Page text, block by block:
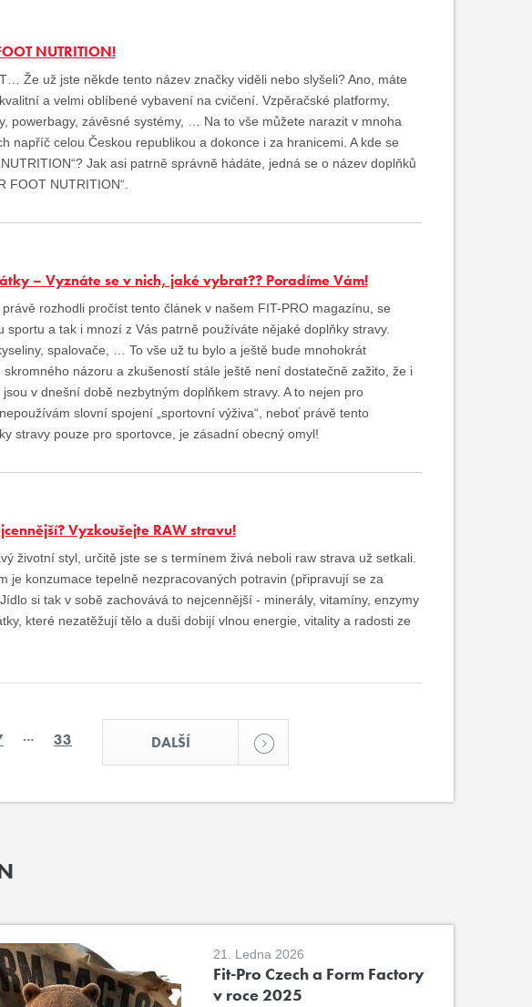
NUTRITION!
Že už jste někde tento název značky viděli nebo slyšeli? Ano, máte
a velmi oblíbené vybavení na cvičení. Vzpěračské platformy,
powerbagy, závěsné systémy, … Na to vše můžete narazit v mnoha
napříč celou Českou republikou a dokonce i za hranicemi. A kde se
Jak asi patrně správně hádáte, jedná se o název doplňků
FOOT NUTRITION“.
– Vyznáte se v nich, jaké vybrat?? Poradíme Vám!
rozhodli pročíst tento článek v našem FIT-PRO magazínu, se
sportu a tak i mnozí z Vás patrně používáte nějaké doplňky stravy.
spalovače, … To vše už tu bylo a ještě bude mnohokrát
názoru a zkušeností stále ještě není dostatečně zažito, že i
v dnešní době nezbytným doplňkem stravy. A to nejen pro
slovní spojení „sportovní výživa“, neboť právě tento
stravy pouze pro sportovce, je zásadní obecný omyl!
Vyzkoušejte RAW stravu!
životní styl, určitě jste se s termínem živá neboli raw strava už setkali.
je konzumace tepelně nezpracovaných potravin (připravují se za
si tak v sobě zachovává to nejcennější - minerály, vitamíny, enzymy
které nezatěžují tělo a duši dobijí vlnou energie, vitality a radosti ze
… 33 DALŠÍ
21. Ledna 2026
Fit-Pro Czech a Form Factory
v roce 2025